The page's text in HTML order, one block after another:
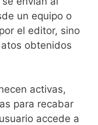
un equipo o
el editor, sino
obtenidos
activas,
para recabar
accede a